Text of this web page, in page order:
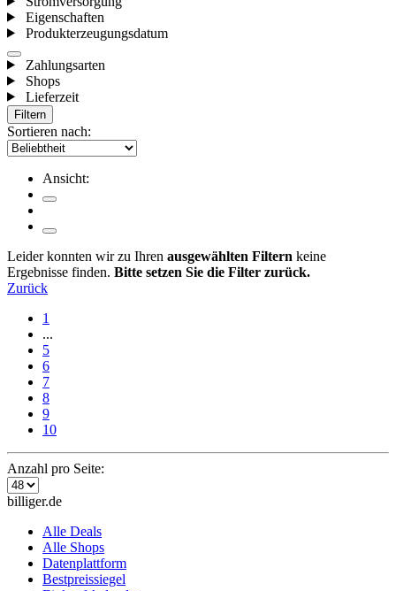
Eigenschaften
Produkterzeugungsdatum
Zahlungsarten
Shops
Lieferzeit
Filtern
Sortieren nach:
Ansicht:
Leider konnten wir zu Ihren ausgewählten Filtern keine
Ergebnisse finden. Bitte setzen Sie die Filter zurück.
Zurück
1
...
5
6
7
8
9
10
Anzahl pro Seite:
billiger.de
Alle Deals
Alle Shops
Datenplattform
Bestpreissiegel